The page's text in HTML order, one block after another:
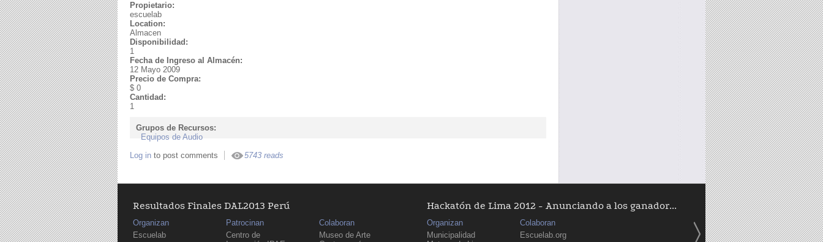
Propietario:
escuelab
Location:
Almacen
Disponibilidad:
1
Fecha de Ingreso al Almacén:
12 Mayo 2009
Precio de Compra:
$ 0
Cantidad:
1
Grupos de Recursos:
Equipos de Audio
Log in to post comments 5743 reads
Resultados Finales DAL2013 Perú
Organizan
Escuelab
Patrocinan
Centro de
Colaboran
Museo de Arte
Hackatón de Lima 2012 - Anunciando a los ganador...
Organizan
Municipalidad
Colaboran
Escuelab.org